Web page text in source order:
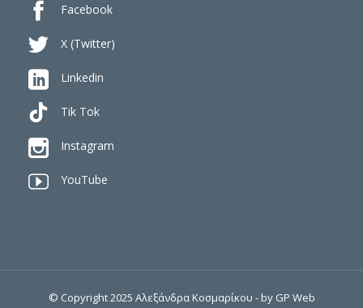
 Facebook
 X (Twitter)
 Linkedin
Tik Tok
 Instagram
 YouTube
© Copyright 2025 Αλεξάνδρα Κοσμαρίκου - by GP Web